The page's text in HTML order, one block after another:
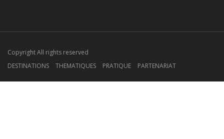
Copyright All rights reserved
DESTINATIONS
THEMATIQUES PRATIQUE PARTENARIAT